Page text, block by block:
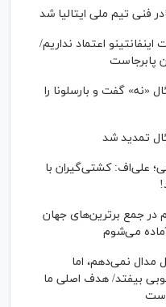
فنی تیم ملی ایتالیا شد
اعتماد نداریم/
پابرجاست
رئال «نه» گفت و بارسلونا را
علی‌اف: کشتی‌گیران با
در جمع برترین‌های جهان
می‌شوم
مدال نمی‌دهم، اما
خوبی بیفتد/ هدف اصلی ما